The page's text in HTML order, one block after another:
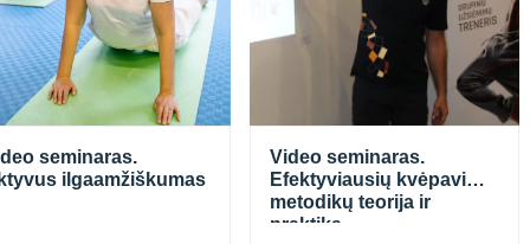
seminaras.
ilgaamžiškumas
Video seminaras.
Efektyviausių kvėpavimo
metodikų teorija ir
praktika